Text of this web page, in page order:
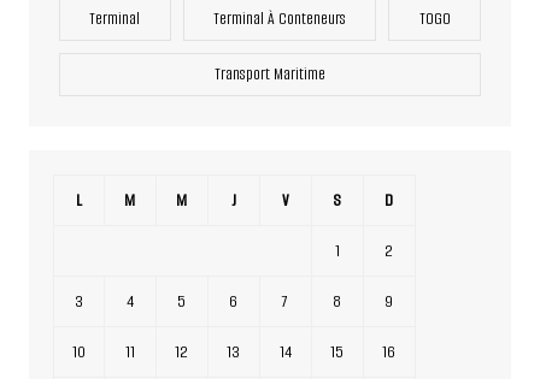
Terminal Terminal À Conteneurs TOGO
Transport Maritime
L M M J V S D
1 2
3 4 5 6 7 8 9
10 11 12 13 14 15 16